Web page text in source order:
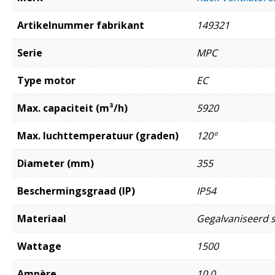
Artikelnummer fabrikant 149321
Serie MPC
Type motor EC
Max. capaciteit (m³/h) 5920
Max. luchttemperatuur (graden) 120º
Diameter (mm) 355
Beschermingsgraad (IP) IP54
Materiaal Gegalvaniseerd
Wattage 1500